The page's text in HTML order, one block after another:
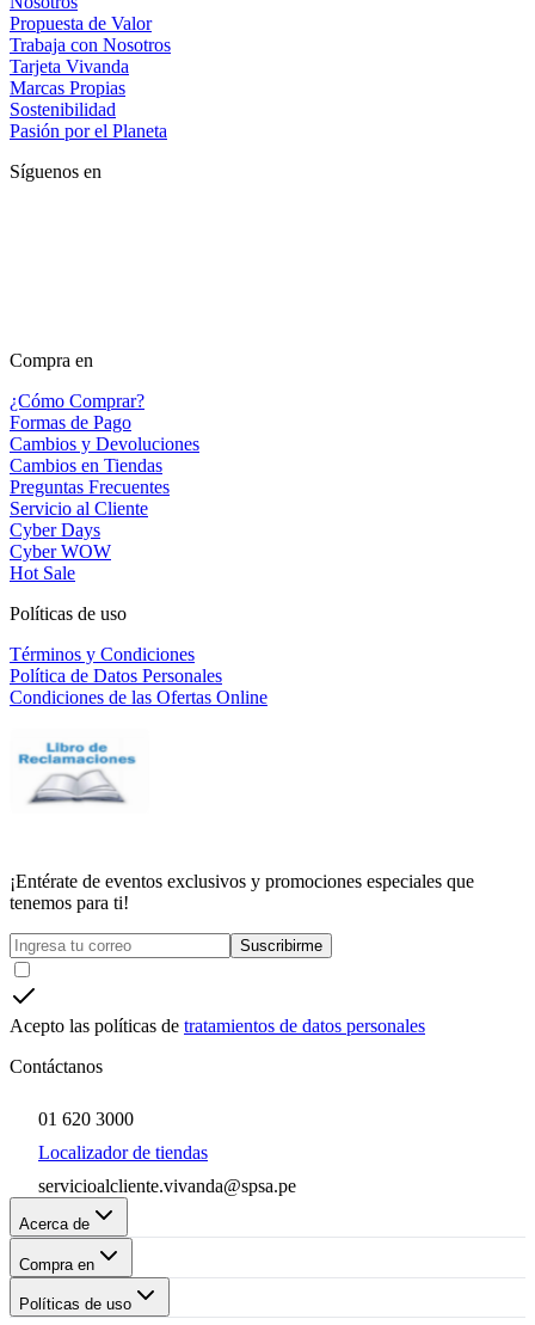
Propuesta de Valor
Trabaja con Nosotros
Tarjeta Vivanda
Marcas Propias
Sostenibilidad
Pasión por el Planeta
Síguenos en
Compra en
¿Cómo Comprar?
Formas de Pago
Cambios y Devoluciones
Cambios en Tiendas
Preguntas Frecuentes
Servicio al Cliente
Cyber Days
Cyber WOW
Hot Sale
Políticas de uso
Términos y Condiciones
Política de Datos Personales
Condiciones de las Ofertas Online
¡Entérate de eventos exclusivos y promociones especiales que
tenemos para ti!
Suscribirme
Acepto las políticas de tratamientos de datos personales
Contáctanos
01 620 3000
Localizador de tiendas
servicioalcliente.vivanda@spsa.pe
Acerca de
Compra en
Políticas de uso